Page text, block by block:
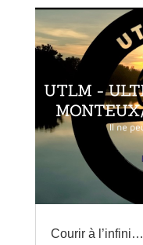
Courir à l’infini…